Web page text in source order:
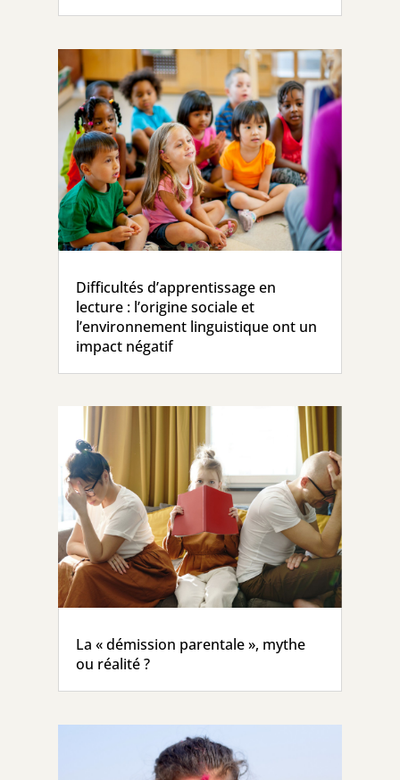
Difficultés d’apprentissage en
lecture : l’origine sociale et
l’environnement linguistique ont un
impact négatif
La « démission parentale », mythe
ou réalité ?